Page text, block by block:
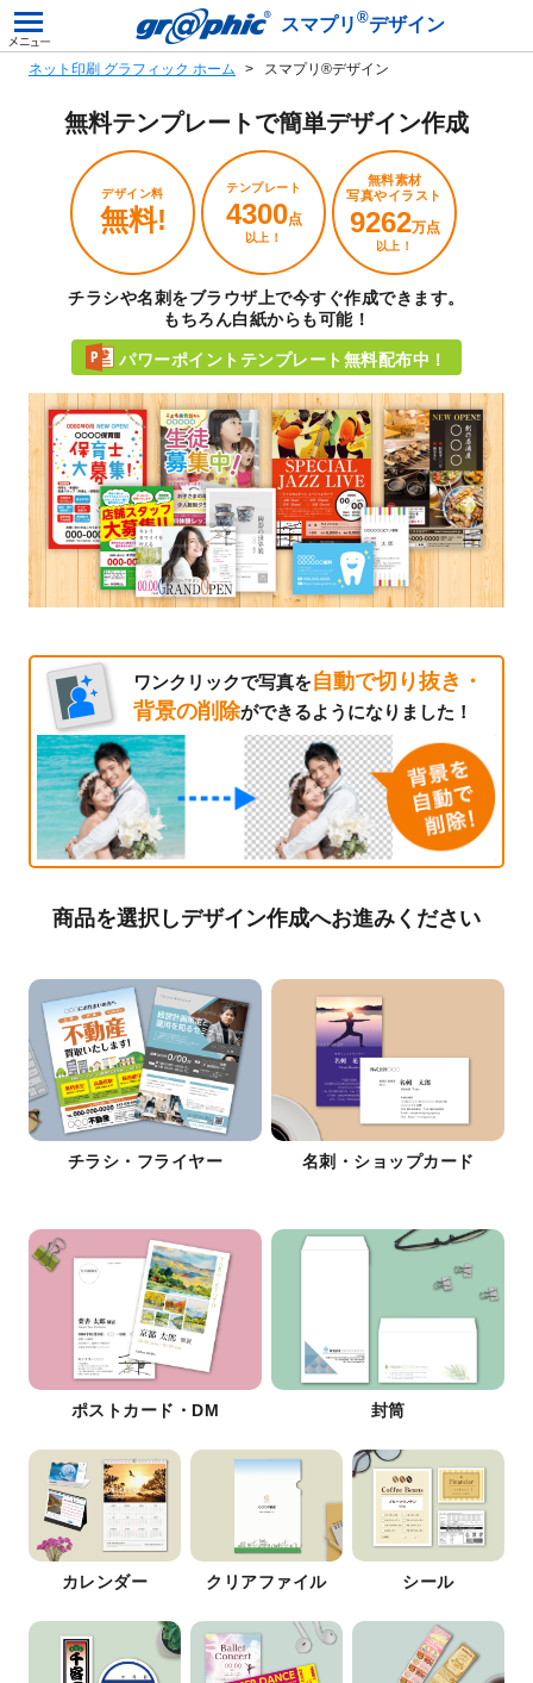
スマプリ ®デザイン
ネット印刷 グラフィック ホーム スマプリ®デザイン
無料テンプレートで簡単デザイン作成
デザイン料
無料!
テンプレート
4300点
以上！
無料素材
写真やイラスト
9262万点
以上！
チラシや名刺をブラウザ上で今すぐ作成できます。
もちろん白紙からも可能！
パワーポイントテンプレート無料配布中！
ワンクリックで写真を自動で切り抜き・
背景の削除ができるようになりました！
商品を選択しデザイン作成へお進みください
チラシ・フライヤー 名刺・ショップカード
ポストカード・DM 封筒
カレンダー クリアファイル シール